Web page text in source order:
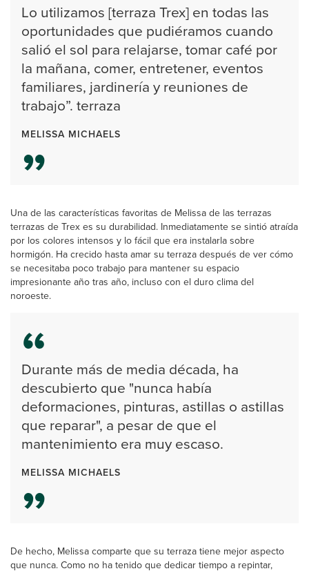
Lo utilizamos [terraza Trex] en todas las
oportunidades que pudiéramos cuando
salió el sol para relajarse, tomar café por
la mañana, comer, entretener, eventos
familiares, jardinería y reuniones de
trabajo”. terraza
MELISSA MICHAELS
Una de las características favoritas de Melissa de las terrazas
terrazas de Trex es su durabilidad. Inmediatamente se sintió atraída
por los colores intensos y lo fácil que era instalarla sobre
hormigón. Ha crecido hasta amar su terraza después de ver cómo
se necesitaba poco trabajo para mantener su espacio
impresionante año tras año, incluso con el duro clima del
noroeste.
Durante más de media década, ha
descubierto que "nunca había
deformaciones, pinturas, astillas o astillas
que reparar", a pesar de que el
mantenimiento era muy escaso.
MELISSA MICHAELS
De hecho, Melissa comparte que su terraza tiene mejor aspecto
que nunca. Como no ha tenido que dedicar tiempo a repintar,